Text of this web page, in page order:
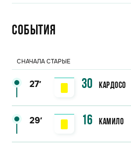
События
СНАЧАЛА СТАРЫЕ
27′ 30 Кардосо
29′ 16 Камило